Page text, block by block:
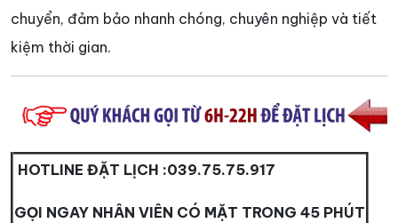
chuyển, đảm bảo nhanh chóng, chuyên nghiệp và tiết
kiệm thời gian.
HOTLINE ĐẶT LỊCH :039.75.75.917
GỌI NGAY NHÂN VIÊN CÓ MẶT TRONG 45 PHÚT